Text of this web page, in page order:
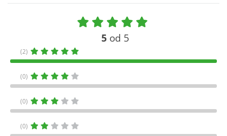
5 od 5
(2)
(0)
(0)
(0)